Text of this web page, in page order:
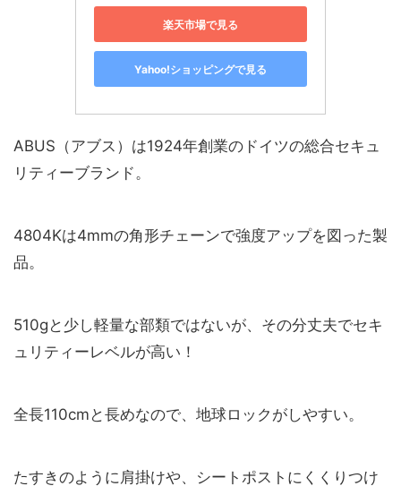
楽天市場で見る
Yahoo!ショッピングで見る
ABUS（アブス）は1924年創業のドイツの総合セキュ
リティーブランド。
4804Kは4mmの角形チェーンで強度アップを図った製
品。
510gと少し軽量な部類ではないが、その分丈夫でセキ
ュリティーレベルが高い！
全長110cmと長めなので、地球ロックがしやすい。
たすきのように肩掛けや、シートポストにくくりつけ